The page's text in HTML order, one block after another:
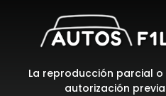
La reproducción parcial
autorización previa